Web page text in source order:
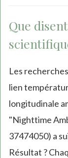
Que
Les
lien
longitudinale
"Nighttime
37474050) a
Résultat ?